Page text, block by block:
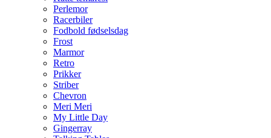
Perlemor
Racerbiler
Fodbold fødselsdag
Frost
Marmor
Retro
Prikker
Striber
Chevron
Meri Meri
My Little Day
Gingerray